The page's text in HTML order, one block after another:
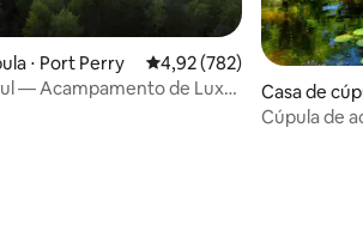
⋅ Port Perry 4,92 de uma avaliação
4,92 (782)
— Acampamento de Luxo
Casa de
bury
Cúpula de